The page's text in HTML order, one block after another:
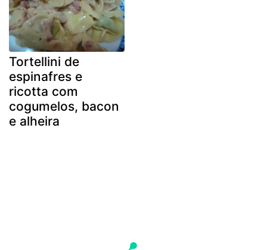
Tortellini de
espinafres e
ricotta com
cogumelos, bacon
e alheira